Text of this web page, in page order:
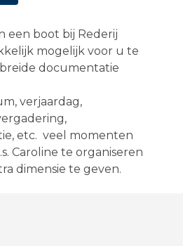
een boot bij Rederij
mogelijk voor u te
documentatie
verjaardag,
etc. veel momenten
Caroline te organiseren
dimensie te geven.